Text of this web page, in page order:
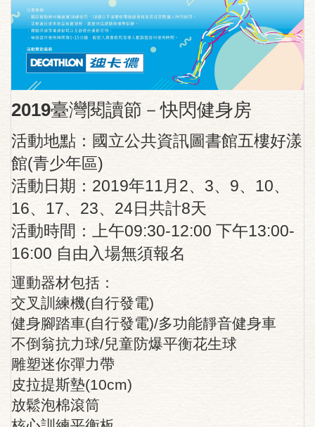
2019臺灣閱讀節－快閃健身房
活動地點：國立公共資訊圖書館五樓好漾
館(青少年區)
活動日期：2019年11月2、3、9、10、
16、17、23、24日共計8天
活動時間：上午09:30-12:00 下午13:00-
16:00 自由入場無須報名
運動器材包括：
交叉訓練機(自行發電)
健身腳踏車(自行發電)/多功能靜音健身車
不倒翁抗力球/兒童防爆平衡花生球
雕塑迷你彈力帶
皮拉提斯墊(10cm)
放鬆泡棉滾筒